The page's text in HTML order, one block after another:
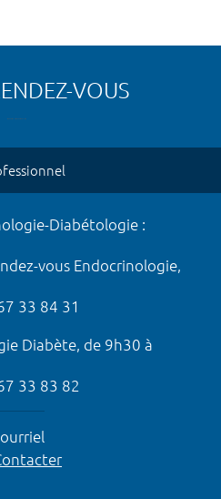
VOUS
Diabétologie :
vous Endocrinologie,
33 84 31
Diabète, de 9h30 à
33 83 82